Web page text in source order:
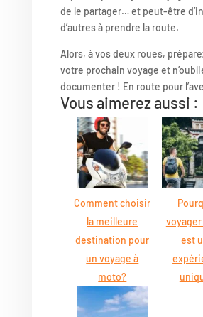
de le partager… et peut-être
d’autres à prendre la route.
Alors, à vos deux roues,
votre prochain voyage et
documenter ! En route pour
Vous aimerez aussi :
Comment choisir
la meilleure
destination pour
un voyage à
moto?
voyager
est